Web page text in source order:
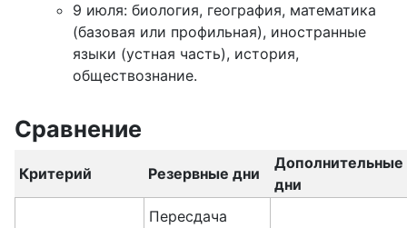
9 июля: биология, география, математика
(базовая или профильная), иностранные
языки (устная часть), история,
обществознание.
Сравнение
Критерий Резервные дни
Дополнительные
дни
Пересдача